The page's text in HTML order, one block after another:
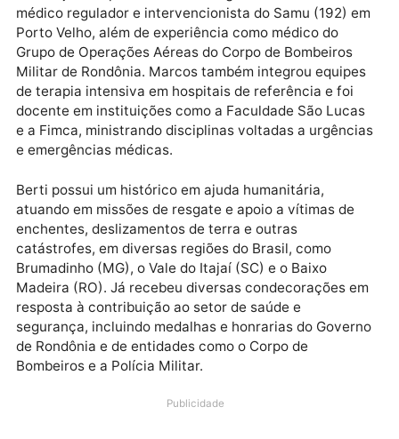
o Hospital Santa Casa de São Paulo e o Hospital 9 de
Julho. Além disso, possui pós-graduação em
Aeroespacial pela Universidade Estácio de São
e ainda especialização em Medicina Legal pela USP.
Sua trajetória profissional abrange 19 anos como
médico regulador e intervencionista do Samu (192)
Porto Velho, além de experiência como médico do
Grupo de Operações Aéreas do Corpo de Bombeiros
Militar de Rondônia. Marcos também integrou
de terapia intensiva em hospitais de referência e foi
docente em instituições como a Faculdade São
e a Fimca, ministrando disciplinas voltadas a
e emergências médicas.
Berti possui um histórico em ajuda humanitária,
atuando em missões de resgate e apoio a vítimas de
catástrofes, em diversas regiões do Brasil, como